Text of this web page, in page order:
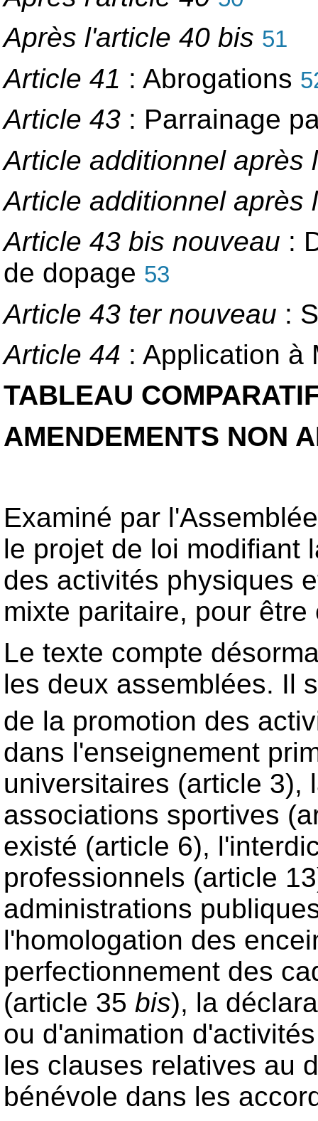
Après l'article 40 bis 51
Article 41 : Abrogations
Article 43 : Parrainage
Article additionnel après
Article additionnel après
Article 43 bis nouveau :
de dopage 53
Article 43 ter nouveau :
Article 44 : Application à
TABLEAU
AMENDEMENTS NON
Examiné par
le projet de loi modifiant
des activités physiques
mixte paritaire, pour
Le texte compte
les deux assemblées. Il
de la promotion des
dans l'enseignement
universitaires (article 3),
associations sportives
existé (article 6),
professionnels (article
administrations
l'homologation des
perfectionnement des
(article 35 bis), la
ou d'animation
les clauses relatives au
bénévole dans les